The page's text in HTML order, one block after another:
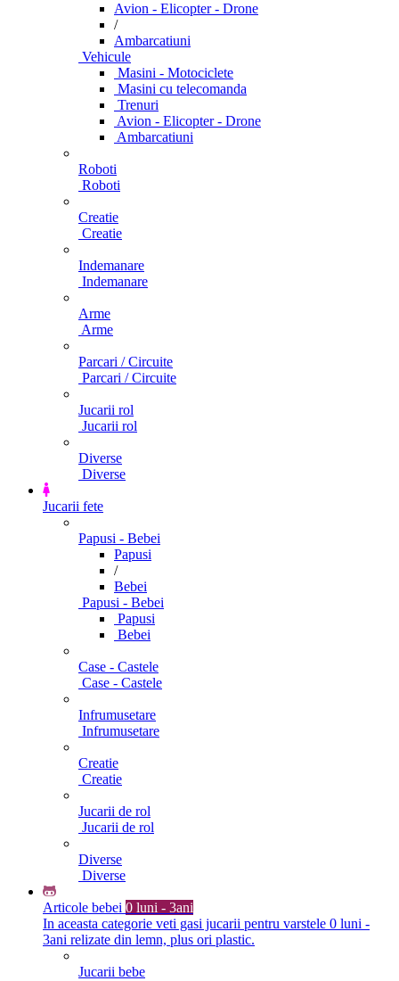
Avion - Elicopter - Drone
/
Ambarcatiuni
Vehicule
Masini - Motociclete
Masini cu telecomanda
Trenuri
Avion - Elicopter - Drone
Ambarcatiuni
Roboti
Roboti
Creatie
Creatie
Indemanare
Indemanare
Arme
Arme
Parcari / Circuite
Parcari / Circuite
Jucarii rol
Jucarii rol
Diverse
Diverse
Jucarii fete
Papusi - Bebei
Papusi
/
Bebei
Papusi - Bebei
Papusi
Bebei
Case - Castele
Case - Castele
Infrumusetare
Infrumusetare
Creatie
Creatie
Jucarii de rol
Jucarii de rol
Diverse
Diverse
Articole bebei 0 luni - 3ani
In aceasta categorie veti gasi jucarii pentru varstele 0 luni -
3ani relizate din lemn, plus ori plastic.
Jucarii bebe